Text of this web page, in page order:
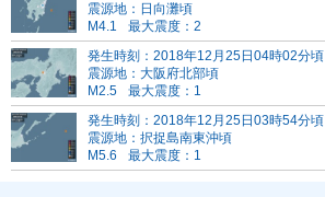
震源地：日向灘頃
M4.1
最大震度：2
発生時刻：2018年12月25日04時02分頃
震源地：大阪府北部頃
M2.5
最大震度：1
発生時刻：2018年12月25日03時54分頃
震源地：択捉島南東沖頃
M5.6
最大震度：1